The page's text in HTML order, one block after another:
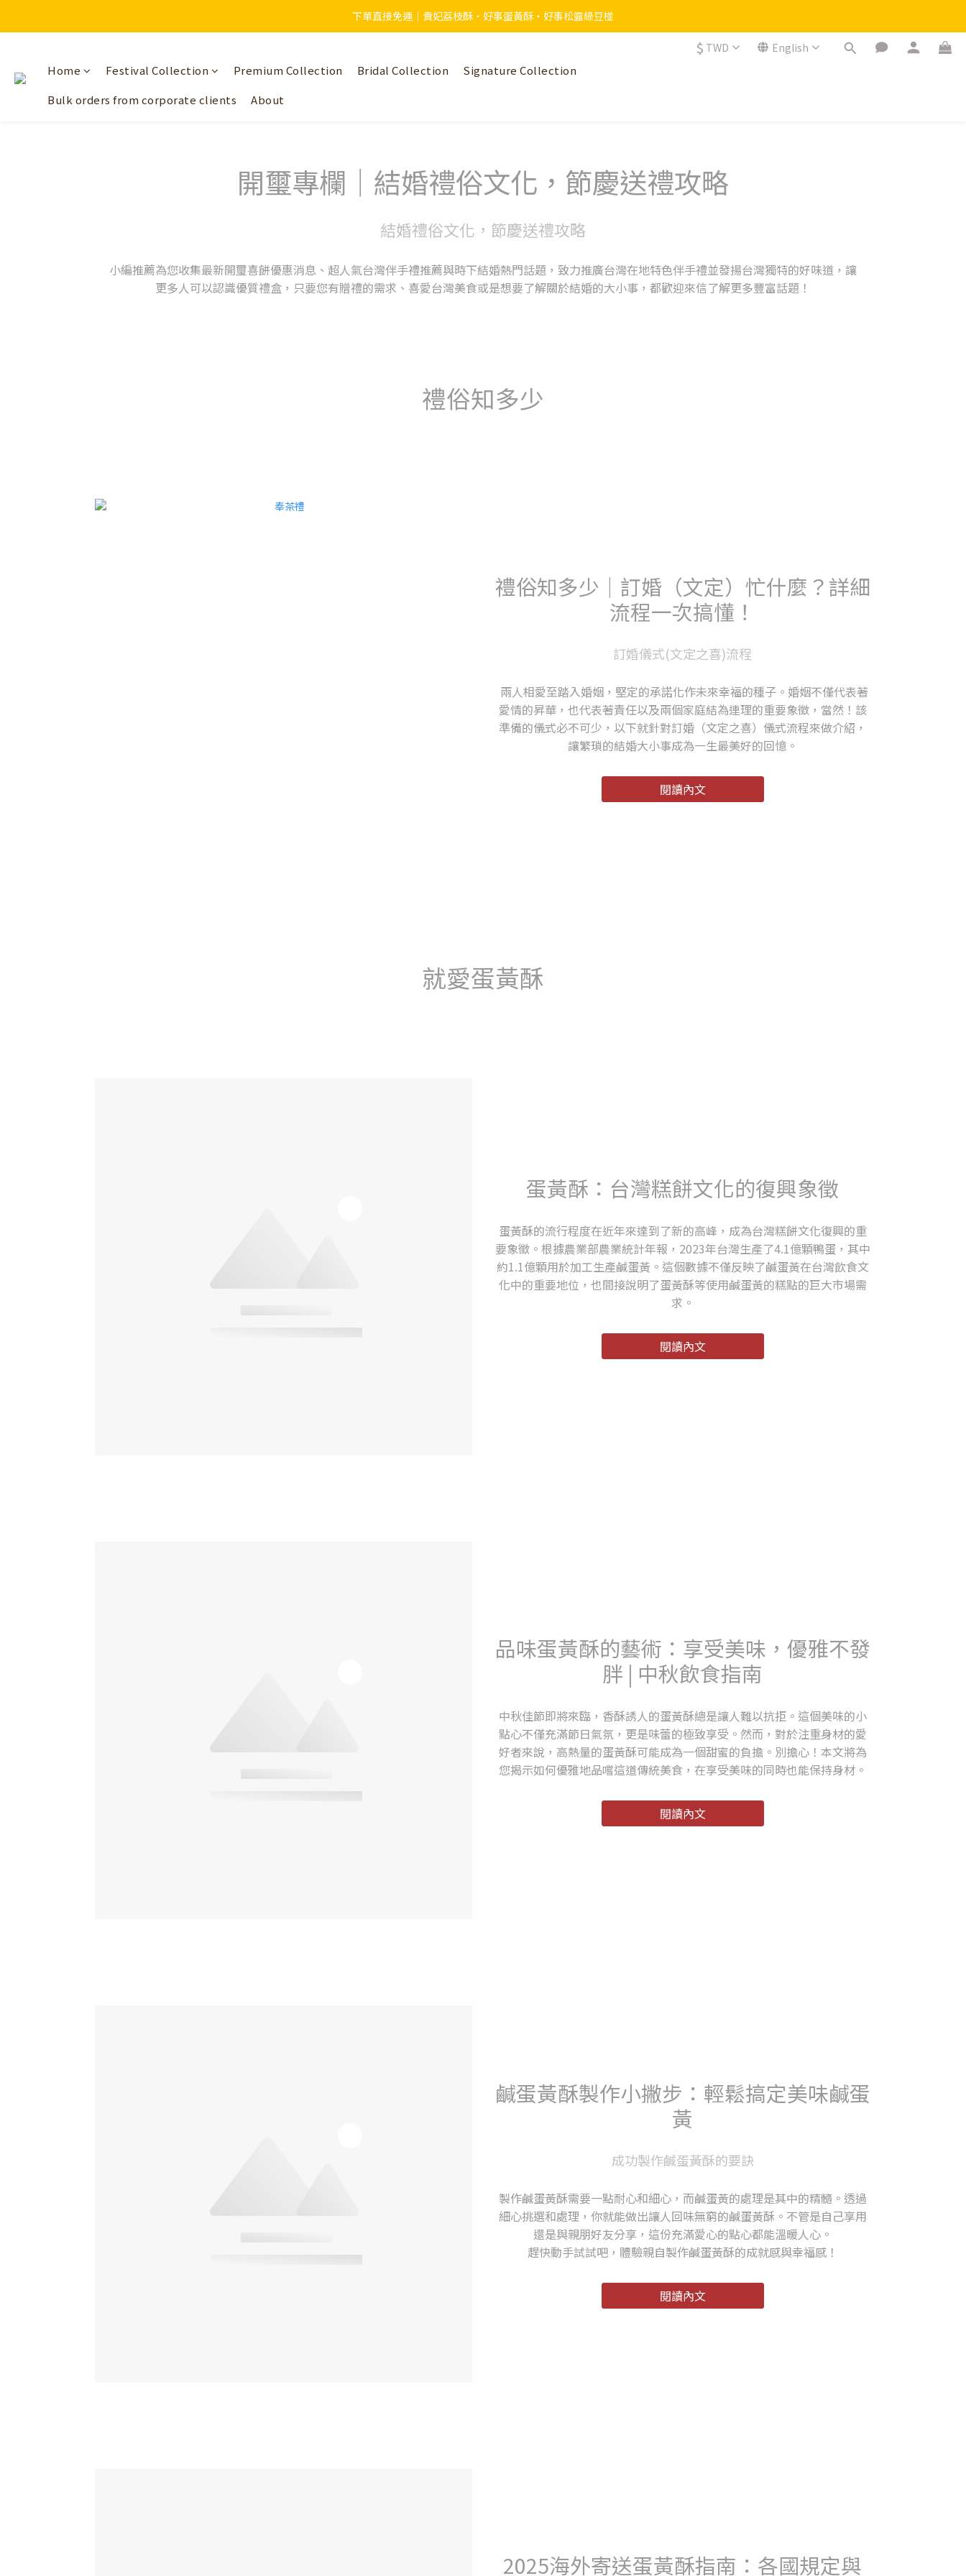
下單直接免運｜貴妃荔枝酥・好事蛋黃酥・好事松露綠豆椪
$ TWD English
Home Festival Collection Premium Collection Bridal Collection
Signature Collection
Bulk orders from corporate clients
About
開璽專欄｜結婚禮俗文化，節慶送禮攻略
結婚禮俗文化，節慶送禮攻略
小編推薦為您收集最新開璽喜餅優惠消息、超人氣台灣伴手禮推薦與時下結婚熱門話題，致力推廣台灣在地特色伴手禮並發揚台灣獨特的好味道，讓
更多人可以認識優質禮盒，只要您有贈禮的需求、喜愛台灣美食或是想要了解關於結婚的大小事，都歡迎來信了解更多豐富話題！
禮俗知多少
禮俗知多少｜訂婚（文定）忙什麼？詳細
流程一次搞懂！
訂婚儀式(文定之喜)流程
兩人相愛至踏入婚姻，堅定的承諾化作未來幸福的種子。婚姻不僅代表著
愛情的昇華，也代表著責任以及兩個家庭結為連理的重要象徵，當然！該
準備的儀式必不可少，以下就針對訂婚（文定之喜）儀式流程來做介紹，
讓繁瑣的結婚大小事成為一生最美好的回憶。
閱讀內文
就愛蛋黃酥
蛋黃酥：台灣糕餅文化的復興象徵
蛋黃酥的流行程度在近年來達到了新的高峰，成為台灣糕餅文化復興的重
要象徵。根據農業部農業統計年報，2023年台灣生產了4.1億顆鴨蛋，其中
約1.1億顆用於加工生產鹹蛋黃。這個數據不僅反映了鹹蛋黃在台灣飲食文
化中的重要地位，也間接說明了蛋黃酥等使用鹹蛋黃的糕點的巨大市場需
求。
閱讀內文
品味蛋黃酥的藝術：享受美味，優雅不發
胖 | 中秋飲食指南
中秋佳節即將來臨，香酥誘人的蛋黃酥總是讓人難以抗拒。這個美味的小
點心不僅充滿節日氣氛，更是味蕾的極致享受。然而，對於注重身材的愛
好者來說，高熱量的蛋黃酥可能成為一個甜蜜的負擔。別擔心！本文將為
您揭示如何優雅地品嚐這道傳統美食，在享受美味的同時也能保持身材。
閱讀內文
鹹蛋黃酥製作小撇步：輕鬆搞定美味鹹蛋
黃
成功製作鹹蛋黃酥的要訣
製作鹹蛋黃酥需要一點耐心和細心，而鹹蛋黃的處理是其中的精髓。透過
細心挑選和處理，你就能做出讓人回味無窮的鹹蛋黃酥。不管是自己享用
還是與親朋好友分享，這份充滿愛心的點心都能溫暖人心。
趕快動手試試吧，體驗親自製作鹹蛋黃酥的成就感與幸福感！
閱讀內文
2025海外寄送蛋黃酥指南：各國規定與